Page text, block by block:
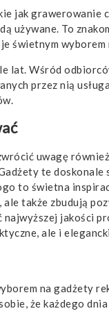
jak grawerowanie
używane. To
świetnym wyborem
lat. Wśród
przez nią
uwagę
te
to świetna
także zbudują
najwyższej
ale i
na gadżety
że każdego